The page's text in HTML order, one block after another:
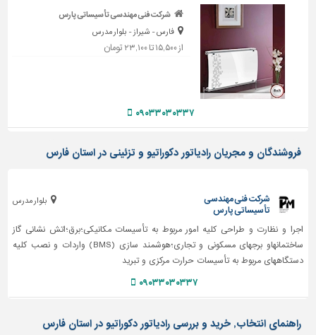
و
حفاظ
دیوارپوش،
سرویس
ابزار،یراق
و
ماشین
آلات
محوطه
و
شرکت فنی مهندسی تأسیساتی پارس
فارس - شیراز - بلوار مدرس
از ۱۵,۵۰۰ تا ۲۳,۱۰۰ تومان
۰۹۰۳۳۰۳۰۳۳۷
فروشندگان و مجریان رادیاتور دکوراتیو و تزئینی در استان فارس
بلوار مدرس
شرکت فنی مهندسی
تأسیساتی پارس
اجرا و نظارت و طراحی کلیه امور مربوط به تأسیسات مکانیکی؛برق؛اتش نشانی گاز
ساختمانهاو برجهای مسکونی و تجاری؛هوشمند سازی (BMS) واردات و نصب کلیه
دستگاههای مربوط به تأسیسات حرارت مرکزی و تبرید
۰۹۰۳۳۰۳۰۳۳۷
راهنمای انتخاب, خرید و بررسی رادیاتور دکوراتیو در استان فارس